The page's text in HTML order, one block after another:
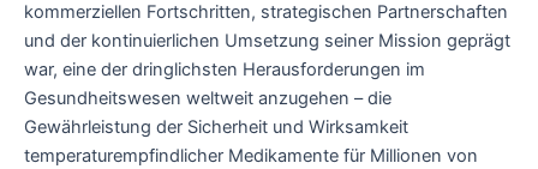
kommerziellen Fortschritten, strategischen Partnerschaften
und der kontinuierlichen Umsetzung seiner Mission geprägt
war, eine der dringlichsten Herausforderungen im
Gesundheitswesen weltweit anzugehen – die
Gewährleistung der Sicherheit und Wirksamkeit
temperaturempfindlicher Medikamente für Millionen von